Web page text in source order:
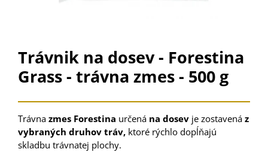
Trávnik na dosev - Forestina
Grass - trávna zmes - 500 g
Trávna zmes Forestina určená na dosev je zostavená z
vybraných druhov tráv, ktoré rýchlo dopĺňajú
skladbu trávnatej plochy.